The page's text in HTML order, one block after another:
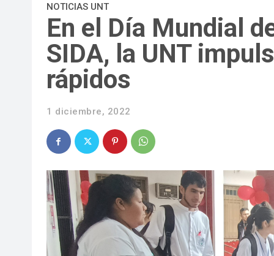
NOTICIAS UNT
En el Día Mundial
SIDA, la UNT
rápidos
1 diciembre, 2022